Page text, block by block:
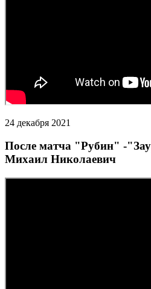
24 декабря 2021
После матча "Рубин" -
Михаил Николаевич